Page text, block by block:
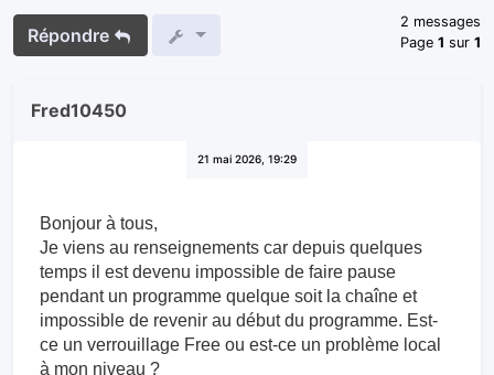
Répondre
2 messages
Page1 sur1
Fred10450
21 mai 2026, 19:29
Bonjour à tous,
Je viens au renseignements car depuis quelques
temps il est devenu impossible de faire pause
pendant un programme quelque soit la chaîne et
impossible de revenir au début du programme. Est-
ce un verrouillage Free ou est-ce un problème local
à mon niveau ?